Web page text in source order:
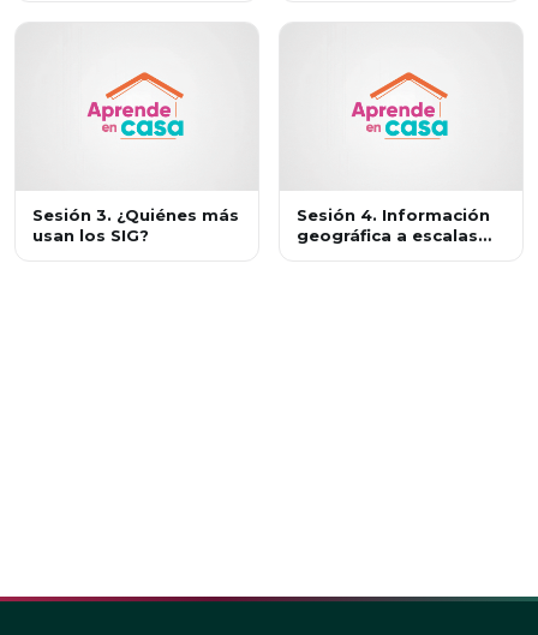
Sesión 3. ¿Quiénes más
usan los SIG?
Sesión 4. Información
geográfica a escalas